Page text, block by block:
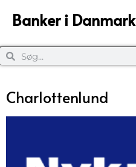
Banker i Danmark
Charlottenlund